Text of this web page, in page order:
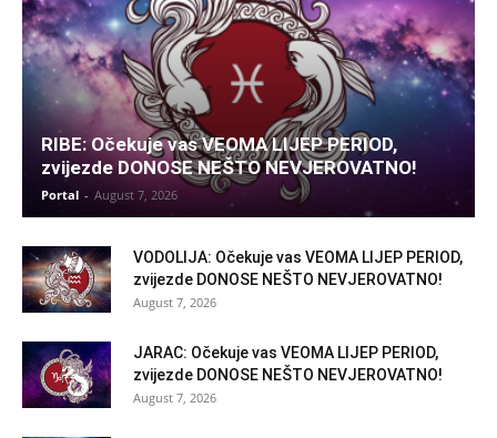
RIBE: Očekuje vas VEOMA LIJEP PERIOD,
zvijezde DONOSE NEŠTO NEVJEROVATNO!
Portal - August 7, 2026
VODOLIJA: Očekuje vas VEOMA LIJEP PERIOD,
zvijezde DONOSE NEŠTO NEVJEROVATNO!
August 7, 2026
JARAC: Očekuje vas VEOMA LIJEP PERIOD,
zvijezde DONOSE NEŠTO NEVJEROVATNO!
August 7, 2026